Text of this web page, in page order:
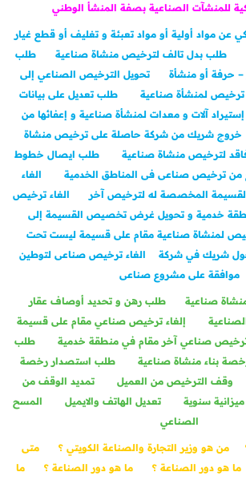
للمنشآت الصناعية بصفة المنشأ الوطني
عن مواد أولية أو مواد تعبئة و تغليف أو قطع غيار
طلب بدل تالف لترخيص منشاة صناعية
طلب
– حرفة أو منشأة
تحويل الترخيص الصناعي إلى
لمنشأة صناعية
طلب تعديل على بيانات
آلات و معدات لمنشأة صناعية و إعفائها من
خروج شريك من شركة حاصلة على ترخيص منشاة
لترخيص منشاة صناعية
طلب ايصال خطوط
من ترخيص صناعى فى المناطق الخدمية
الغاء
المخصصة له لترخيص آخر
الغاء ترخيص
خدمية و تحويل غرض تخصيص القسيمة إلى
لمنشاة صناعية مقام على قسيمة ليست تحت
شريك في شركة
الغاء ترخيص صناعى لتوطين
موافقة على مشروع صناعى
صناعية
طلب رهن و تحديد أوصاف عقار
إلغاء ترخيص صناعي مقام على قسيمة
صناعي آخر مقام في منطقة خدمية
طلب
بناء منشاة صناعية
طلب استصدار رخصة
وقف الترخيص من العميل
تمديد الوقف من
سنوية تعديل الهاتف والايميل
المسح
الصناعي
من هو وزير التجارة والصناعة الكويتي ؟
متى
ما هو دور الصناعة ؟ ما هو دور الصناعة ؟
ما